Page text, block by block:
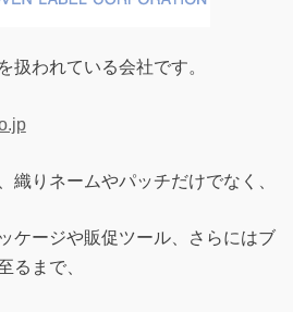
扱われている会社です。
織りネームやパッチだけでなく、
ケージや販促ツール、さらにはブ
るまで、